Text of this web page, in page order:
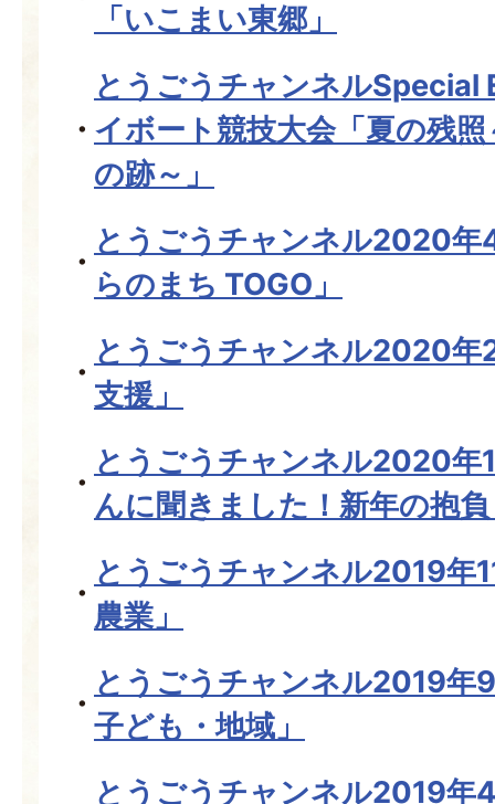
「いこまい東郷」
とうごうチャンネルSpecial
イボート競技大会「夏の残
の跡～」
とうごうチャンネル2020年
らのまち TOGO」
とうごうチャンネル2020年
支援」
とうごうチャンネル2020年
んに聞きました！新年の抱
とうごうチャンネル2019年
農業」
とうごうチャンネル2019年
子ども・地域」
とうごうチャンネル2019年